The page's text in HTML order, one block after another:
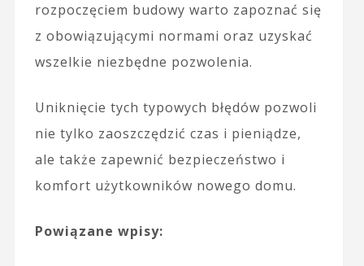
rozpoczęciem budowy warto zapoznać się
z obowiązującymi normami oraz uzyskać
wszelkie niezbędne pozwolenia.
Uniknięcie tych typowych błędów pozwoli
nie tylko zaoszczędzić czas i pieniądze,
ale także zapewnić bezpieczeństwo i
komfort użytkowników nowego domu.
Powiązane wpisy: